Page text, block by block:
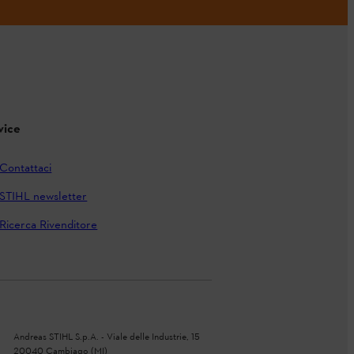
Contattaci
STIHL newsletter
Ricerca Rivenditore
Andreas STIHL S.p.A. - Viale delle Industrie, 15
20040 Cambiago (MI)